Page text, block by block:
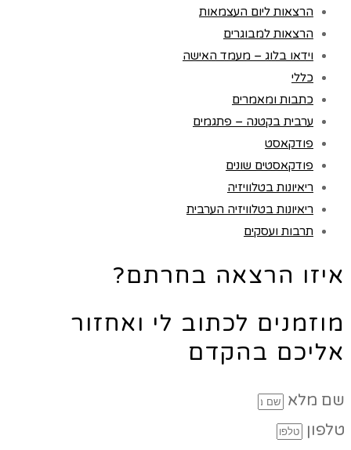
הרצאות ליום העצמאות
הרצאות למבוגרים
וידאו בלוג – מעמד האישה
כללי
כתבות ומאמרים
ערבית בקטנה – פתגמים
פודקאסט
פודקאסטים שונים
ריאיונות בטלוויזיה
ריאיונות בטלוויזיה הערבית
תרבות ועסקים
איזו הרצאה בחרתם?
מוזמנים לכתוב לי ואחזור
אליכם בהקדם
שם מלא
טלפון